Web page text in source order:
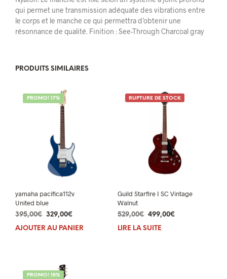
qui permet une transmission adéquate des vibrations entre
le corps et le manche ce qui permettra d’obtenir une
résonnance de qualité. Finition : See-Through Charcoal gray
PRODUITS SIMILAIRES
PROMO! 17%
yamaha pacifica112v
United blue
395,00€ Le
prix
329,00€
prix
AJOUTER AU PANIER
RUPTURE DE STOCK
Guild Starfire I SC Vintage
Walnut
529,00€ Le
prix
499,00€Le
LIRE LA SUITE
PROMO! 18%